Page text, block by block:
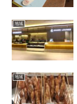
地域
地域